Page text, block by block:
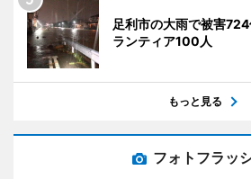
足利市の大雨で被害
ランティア100人
もっと見る
フォトフラッ